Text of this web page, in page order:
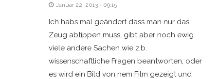
Januar 22, 2013 - 09:15
Ich habs mal geändert dass man nur das
Zeug abtippen muss, gibt aber noch ewig
viele andere Sachen wie z.b.
wissenschaftliche Fragen beantworten, oder
es wird ein Bild von nem Film gezeigt und